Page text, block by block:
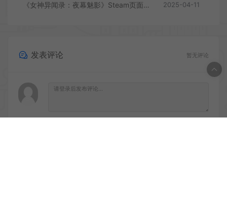
《女神异闻录：夜幕魅影》Steam页面上线 2025-04-11
发表评论 暂无评论